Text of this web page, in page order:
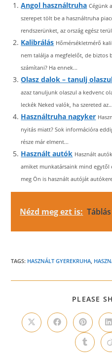
Angol használtruha Cégünk
szerepet tölt be a használtruha
rendszerünket, az ország egész
Kalibrálás Hőmérsékletmérő
nem találja a megfelelőt, de biztos
számítani? Ha ennek...
Olasz dalok – tanulj
azaz tanuljunk olaszul a kedvenc
leckék Neked valók, ha szereted az...
Használtruha nagyker
nyitás miatt? Sok információra
része már elment...
Használt autók Használt
amiket munkatársaink mind egytől
meg Ön is használt autóját
Nézd meg ezt is:
TAGS: HASZNÁLT GYEREKRUHA,
PLEASE
Opens
in
Opens
in
window
Opens
in
a
new
window
a
Opens
in